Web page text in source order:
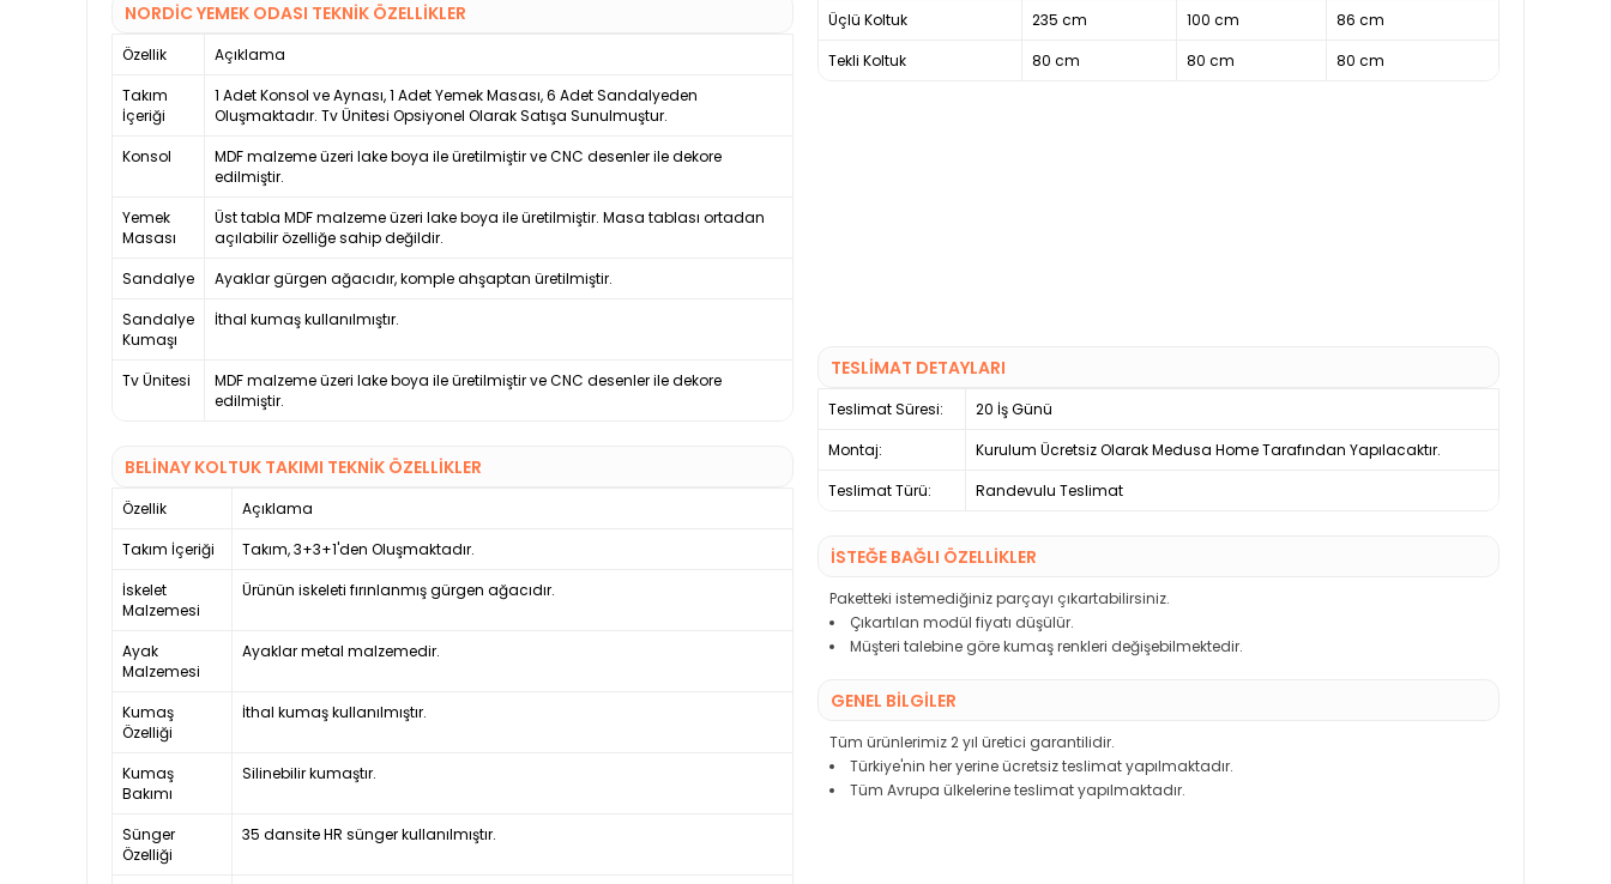
NORDIC YEMEK ODASI TEKNİK ÖZELLİKLER
Özellik
Açıklama
Takım
İçeriği
1 Adet Konsol ve Aynası, 1 Adet Yemek Masası, 6 Adet Sandalyeden
Oluşmaktadır. Tv Ünitesi Opsiyonel Olarak Satışa Sunulmuştur.
Konsol
MDF malzeme üzeri lake boya ile üretilmiştir ve CNC desenler ile dekore
edilmiştir.
Yemek
Masası
Üst tabla MDF malzeme üzeri lake boya ile üretilmiştir. Masa tablası ortadan
açılabilir özelliğe sahip değildir.
Sandalye
Ayaklar gürgen ağacıdır, komple ahşaptan üretilmiştir.
Sandalye
Kumaşı
İthal kumaş kullanılmıştır.
Tv Ünitesi
MDF malzeme üzeri lake boya ile üretilmiştir ve CNC desenler ile dekore
edilmiştir.
BELINAY KOLTUK TAKIMI TEKNİK ÖZELLİKLER
Özellik
Açıklama
Takım İçeriği
Takım, 3+3+1'den Oluşmaktadır.
İskelet
Malzemesi
Ürünün iskeleti fırınlanmış gürgen ağacıdır.
Ayak
Malzemesi
Ayaklar metal malzemedir.
Kumaş
Özelliği
İthal kumaş kullanılmıştır.
Kumaş
Bakımı
Silinebilir kumaştır.
Sünger
Özelliği
35 dansite HR sünger kullanılmıştır.
Üçlü Koltuk
235 cm 100 cm
86 cm
Tekli Koltuk
80 cm 80 cm 80 cm
TESLİMAT DETAYLARI
Teslimat Süresi:
20 İş Günü
Montaj:
Kurulum Ücretsiz Olarak Medusa Home Tarafından Yapılacaktır.
Teslimat Türü:
Randevulu Teslimat
İSTEĞE BAĞLI ÖZELLİKLER
Paketteki istemediğiniz parçayı çıkartabilirsiniz.
Çıkartılan modül fiyatı düşülür.
Müşteri talebine göre kumaş renkleri değişebilmektedir.
GENEL BİLGİLER
Tüm ürünlerimiz 2 yıl üretici garantilidir.
Türkiye'nin her yerine ücretsiz teslimat yapılmaktadır.
Tüm Avrupa ülkelerine teslimat yapılmaktadır.